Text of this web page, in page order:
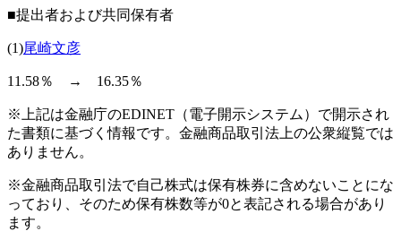
■提出者および共同保有者
(1)尾崎文彦
11.58％ → 16.35％
※上記は金融庁のEDINET（電子開示システム）で開示され
た書類に基づく情報です。金融商品取引法上の公衆縦覧では
ありません。
※金融商品取引法で自己株式は保有株券に含めないことにな
っており、そのため保有株数等が0と表記される場合があり
ます。